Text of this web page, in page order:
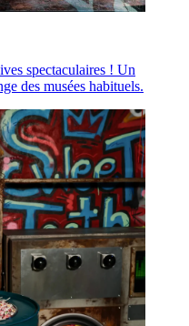
spectaculaires ! Un
des musées habituels.